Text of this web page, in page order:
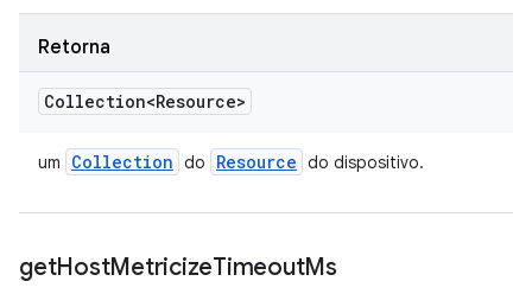
Retorna
Collection<Resource>
um Collection do Resource do dispositivo.
getHostMetricizeTimeoutMs